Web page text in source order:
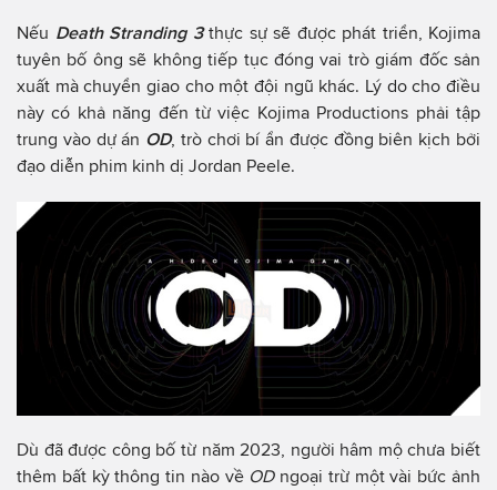
Nếu Death Stranding 3thực sự sẽ được phát triển, Kojima
tuyên bố ông sẽ không tiếp tục đóng vai trò giám đốc sản
xuất mà chuyển giao cho một đội ngũ khác. Lý do cho điều
này có khả năng đến từ việc Kojima Productions phải tập
trung vào dự án OD, trò chơi bí ẩn được đồng biên kịch bởi
đạo diễn phim kinh dị Jordan Peele.
Dù đã được công bố từ năm 2023, người hâm mộ chưa biết
thêm bất kỳ thông tin nào về OD ngoại trừ một vài bức ảnh